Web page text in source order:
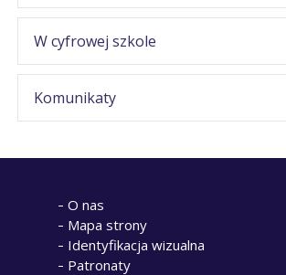
W cyfrowej szkole
Komunikaty
O nas
Mapa strony
Identyfikacja wizualna
Patronaty